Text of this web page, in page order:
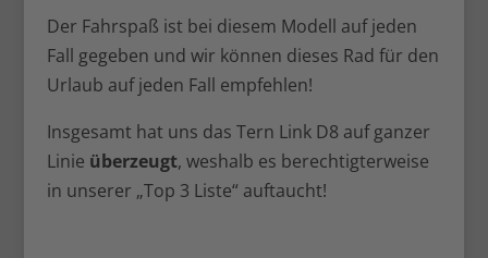
Der Fahrspaß ist bei diesem Modell auf jeden
Fall gegeben und wir können dieses Rad für den
Urlaub auf jeden Fall empfehlen!
Insgesamt hat uns das Tern Link D8 auf ganzer
Linie überzeugt, weshalb es berechtigterweise
in unserer „Top 3 Liste“ auftaucht!